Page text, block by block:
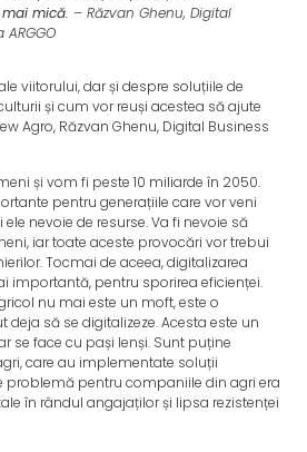
mică. – Răzvan Ghenu, Digital
viitorului, dar și despre soluțiile de
și cum vor reuși acestea să ajute
Agro, Răzvan Ghenu, Digital Business
și vom fi peste 10 miliarde în 2050.
pentru generațiile care vor veni
nevoie de resurse. Va fi nevoie să
iar toate aceste provocări vor trebui
Tocmai de aceea, digitalizarea
importantă, pentru sporirea eficienței.
nu mai este un moft, este o
deja să se digitalizeze. Acesta este un
se face cu pași lenși. Sunt puține
care au implementate soluții
problemă pentru companiile din agri era
în rândul angajaților și lipsa rezistenței